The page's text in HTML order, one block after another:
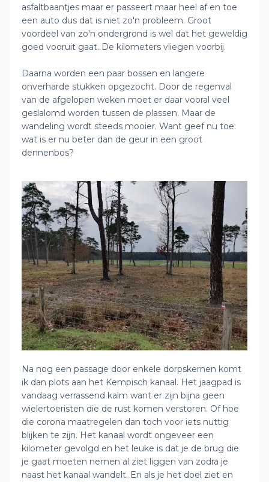
asfaltbaantjes maar er passeert maar heel af en toe
een auto dus dat is niet zo'n probleem. Groot
voordeel van zo'n ondergrond is wel dat het geweldig
goed vooruit gaat. De kilometers vliegen voorbij.
Daarna worden een paar bossen en langere
onverharde stukken opgezocht. Door de regenval
van de afgelopen weken moet er daar vooral veel
geslalomd worden tussen de plassen. Maar de
wandeling wordt steeds mooier. Want geef nu toe:
wat is er nu beter dan de geur in een groot
dennenbos?
Na nog een passage door enkele dorpskernen komt
ik dan plots aan het Kempisch kanaal. Het jaagpad is
vandaag verrassend kalm want er zijn bijna geen
wielertoeristen die de rust komen verstoren. Of hoe
die corona maatregelen dan toch voor iets nuttig
blijken te zijn. Het kanaal wordt ongeveer een
kilometer gevolgd en het leuke is dat je de brug die
je gaat moeten nemen al ziet liggen van zodra je
naast het kanaal wandelt. En als je het doel ziet en